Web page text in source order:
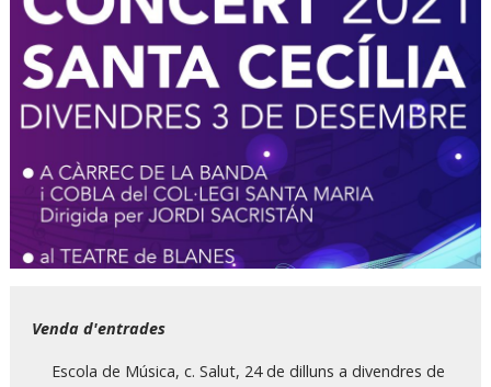
Venda d'entrades
Escola de Música, c. Salut, 24 de dilluns a divendres de